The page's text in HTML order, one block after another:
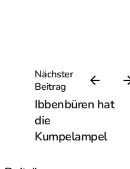
Nächster
Beitrag
Ibbenbüren hat
die
Kumpelampel